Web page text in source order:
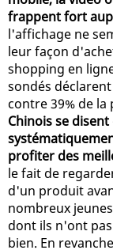
frappent fort
l'affichage ne
leur façon
shopping en
sondés
contre 39% de
Chinois se
profiter des
le fait de
d'un produit
nombreux
dont ils n'ont
bien. En